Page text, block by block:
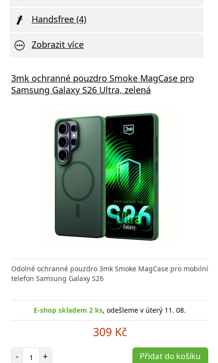
Handsfree (4)
Zobrazit více
3mk ochranné pouzdro Smoke MagCase pro
Samsung Galaxy S26 Ultra, zelená
Odolné ochranné pouzdro 3mk Smoke MagCase pro mobilní
telefon Samsung Galaxy S26
E-shop skladem 2 ks, odešleme v úterý 11. 08.
309 Kč
- Počet položek
+ Přidat do košíku
GaN5 Pro 65W černá
Pro 2C + U je výkonná a kompaktní nabíječka s
technologií, která
shop skladem 1 ks, odešleme v úterý 11. 08.
1 039 Kč
položek Přidat do košíku
Typ
E-
-